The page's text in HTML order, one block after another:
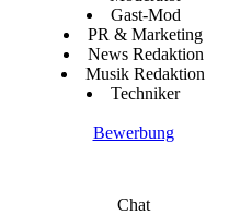
Gast-Mod
PR & Marketing
News Redaktion
Musik Redaktion
Techniker
Bewerbung
Chat